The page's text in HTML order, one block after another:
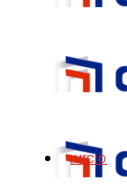
INICIO